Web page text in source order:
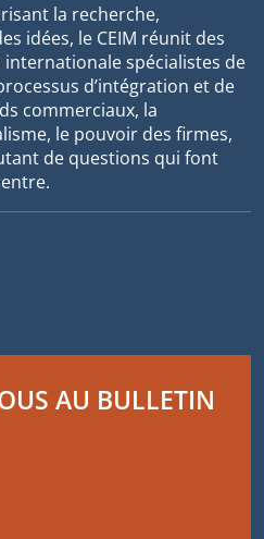
la recherche,
idées, le CEIM réunit des
spécialistes de
d’intégration et de
commerciaux, la
le pouvoir des firmes,
de questions qui font
AU BULLETIN